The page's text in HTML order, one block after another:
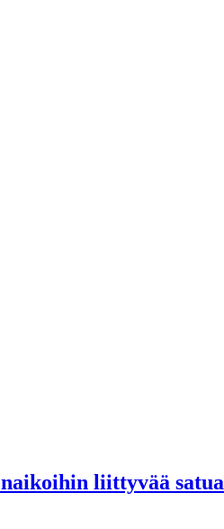
liittyvää satua